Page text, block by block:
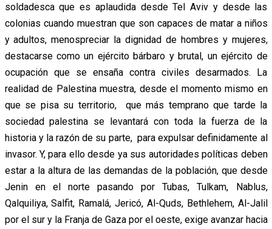
soldadesca que es aplaudida desde Tel Aviv y desde las
colonias cuando muestran que son capaces de matar a niños
y adultos, menospreciar la dignidad de hombres y mujeres,
destacarse como un ejército bárbaro y brutal, un ejército de
ocupación que se ensaña contra civiles desarmados. La
realidad de Palestina muestra, desde el momento mismo en
que se pisa su territorio, que más temprano que tarde la
sociedad palestina se levantará con toda la fuerza de la
historia y la razón de su parte, para expulsar definidamente al
invasor. Y, para ello desde ya sus autoridades políticas deben
estar a la altura de las demandas de la población, que desde
Jenin en el norte pasando por Tubas, Tulkam, Nablus,
Qalquiliya, Salfit, Ramalá, Jericó, Al-Quds, Bethlehem, Al-Jalil
por el sur y la Franja de Gaza por el oeste, exige avanzar hacia